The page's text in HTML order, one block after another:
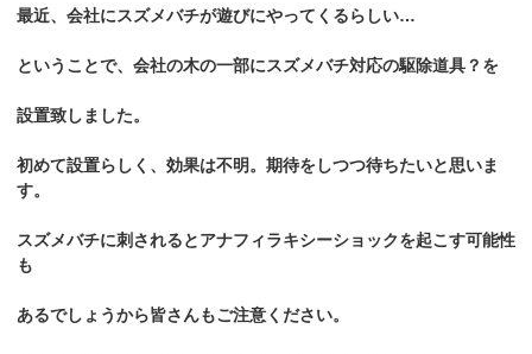
最近、会社にスズメバチが遊びにやってくるらしい…
ということで、会社の木の一部にスズメバチ対応の駆除道具？を
設置致しました。
初めて設置らしく、効果は不明。期待をしつつ待ちたいと思いま
す。
スズメバチに刺されるとアナフィラキシーショックを起こす可能性
も
あるでしょうから皆さんもご注意ください。